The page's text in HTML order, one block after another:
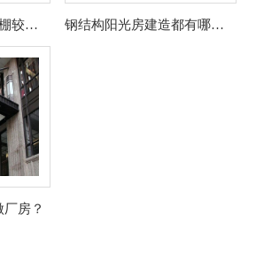
生活中哪种钢结构雨棚较为常见？ 钢结构阳光房建造都有哪些造型？
房？